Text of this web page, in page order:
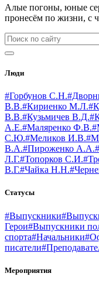
Алые погоны, юные
пронесём по жизни, с
Люди
#Горбунов С.Н.
В.В.#Кириенко М.Л.
В.В.#Кузьмичев В.Д.
А.Е.#Маляренко Ф.В.
С.Ю.#Меликов И.В.
В.А.#Пироженко А.А.
Л.Г.#Топорков С.И.
В.Г.#Чайка Н.Н.
Статусы
#Выпускники
Герои#Выпускники
спорта#Начальники
писатели
Мероприятия